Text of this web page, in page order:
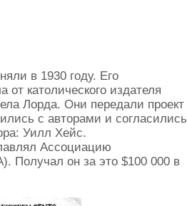
в 1930 году. Его
католического издателя
Лорда. Они передали проект
с авторами и согласились
Уилл Хейс.
Ассоциацию
Получал он за это $100 000 в